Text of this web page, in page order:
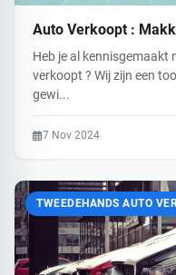
Auto Verkoopt :
Heb je al kennisgemaakt
verkoopt ? Wij zijn een
gewi...
7 Nov 2024
TWEEDEHANDS AUTO